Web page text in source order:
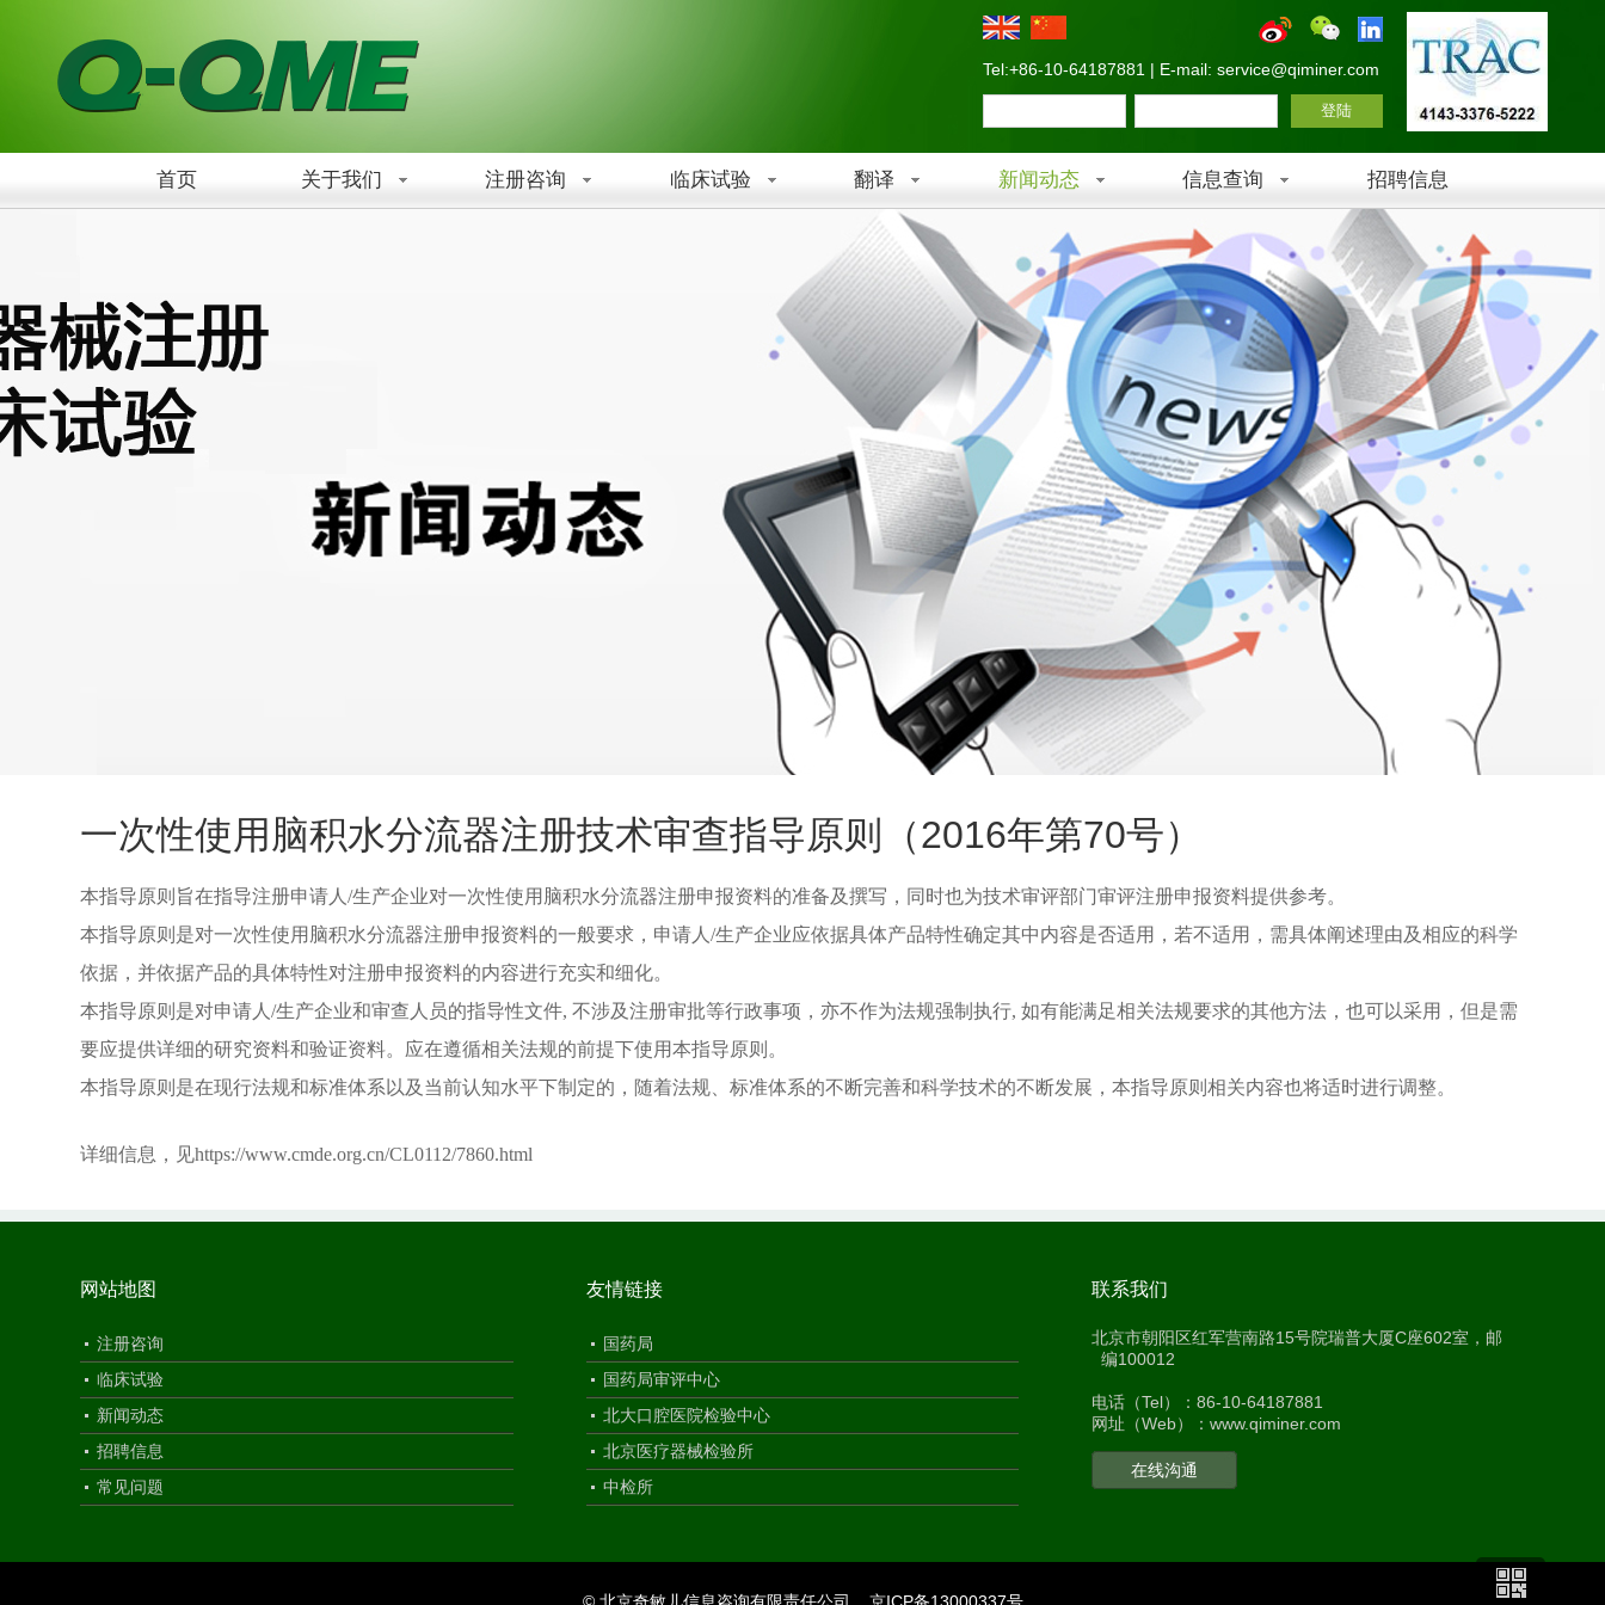
Tel:+86-10-64187881 | E-mail: service@qiminer.com
首页 关于我们 注册咨询 临床试验 翻译 新闻动态 信息查询 招聘信息
一次性使用脑积水分流器注册技术审查指导原则（2016年第70号）
本指导原则旨在指导注册申请人/生产企业对一次性使用脑积水分流器注册申报资料的准备及撰写，同时也为技术审评部门审评注册申报资料提供参考。
本指导原则是对一次性使用脑积水分流器注册申报资料的一般要求，申请人/生产企业应依据具体产品特性确定其中内容是否适用，若不适用，需具体阐述理由及相应的科学
依据，并依据产品的具体特性对注册申报资料的内容进行充实和细化。
本指导原则是对申请人/生产企业和审查人员的指导性文件,不涉及注册审批等行政事项，亦不作为法规强制执行,如有能满足相关法规要求的其他方法，也可以采用，但是需
要应提供详细的研究资料和验证资料。应在遵循相关法规的前提下使用本指导原则。
本指导原则是在现行法规和标准体系以及当前认知水平下制定的，随着法规、标准体系的不断完善和科学技术的不断发展，本指导原则相关内容也将适时进行调整。
详细信息，见https://www.cmde.org.cn/CL0112/7860.html
网站地图
注册咨询
临床试验
新闻动态
招聘信息
常见问题
友情链接
国药局
国药局审评中心
北大口腔医院检验中心
北京医疗器械检验所
中检所
联系我们
北京市朝阳区红军营南路15号院瑞普大厦C座602室，邮
编100012
电话（Tel）：86-10-64187881
网址（Web）：www.qiminer.com
在线沟通